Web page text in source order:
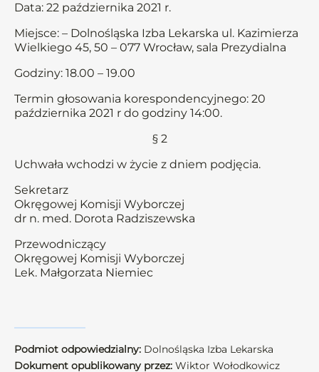
Data: 22 października 2021 r.
Miejsce: – Dolnośląska Izba Lekarska ul. Kazimierza
Wielkiego 45, 50 – 077 Wrocław, sala Prezydialna
Godziny: 18.00 – 19.00
Termin głosowania korespondencyjnego: 20
października 2021 r do godziny 14:00.
§ 2
Uchwała wchodzi w życie z dniem podjęcia.
Sekretarz
Okręgowej Komisji Wyborczej
dr n. med. Dorota Radziszewska
Przewodniczący
Okręgowej Komisji Wyborczej
Lek. Małgorzata Niemiec
Podmiot odpowiedzialny: Dolnośląska Izba Lekarska
Dokument opublikowany przez: Wiktor Wołodkowicz